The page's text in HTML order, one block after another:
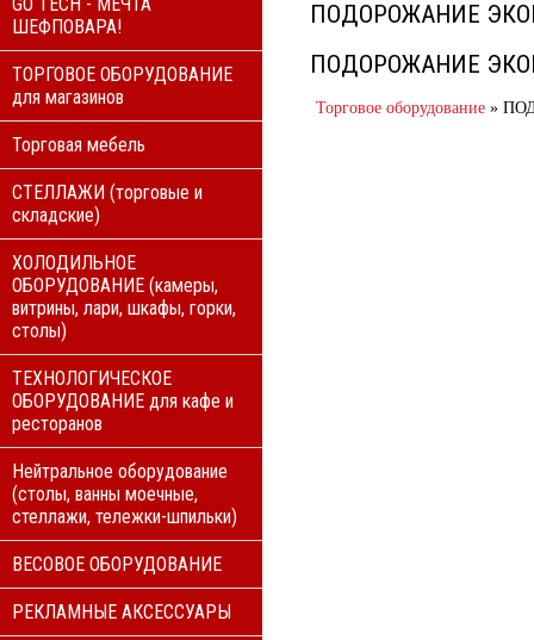
ШЕФПОВАРА!
ТОРГОВОЕ ОБОРУДОВАНИЕ
для магазинов
Торговая мебель
СТЕЛЛАЖИ (торговые и
складские)
ХОЛОДИЛЬНОЕ
ОБОРУДОВАНИЕ (камеры,
витрины, лари, шкафы, горки,
столы)
ТЕХНОЛОГИЧЕСКОЕ
ОБОРУДОВАНИЕ для кафе и
ресторанов
Нейтральное оборудование
(столы, ванны моечные,
стеллажи, тележки-шпильки)
ВЕСОВОЕ ОБОРУДОВАНИЕ
РЕКЛАМНЫЕ АКСЕССУАРЫ
ПОДОРОЖАНИЕ
ПОДОРОЖАНИЕ
Торговое оборудование »